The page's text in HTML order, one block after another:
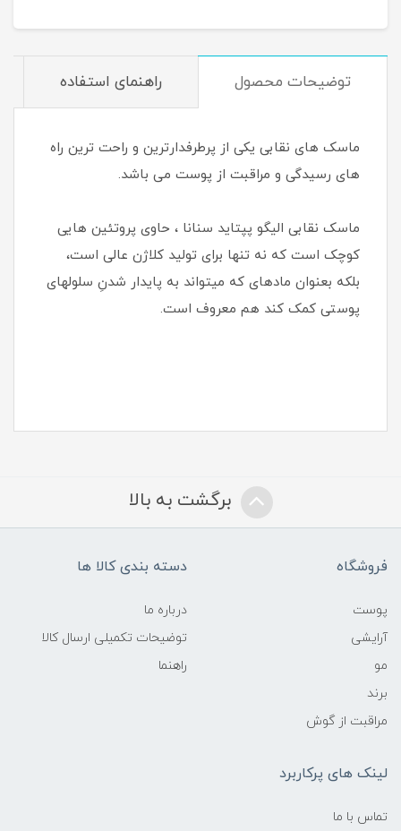
توضیحات محصول راهنمای استفاده
ماسک های نقابی یکی از پرطرفدارترین و راحت ترین راه
های رسیدگی و مراقبت از پوست می باشد.
ماسک نقابی الیگو پپتاید سنانا ، حاوی پروتئین هایی
کوچک است که نه تنها برای تولید کلاژن عالی است،
بلکه بعنوان ماده­ای که می­تواند به پایدار شدنِ سلول­های
پوستی کمک کند هم معروف است.
برگشت به بالا
فروشگاه
پوست
آرایشی
مو
برند
مراقبت از گوش
دسته بندی کالا ها
درباره ما
توضیحات تکمیلی ارسال کالا
راهنما
لینک های پرکاربرد
تماس با ما